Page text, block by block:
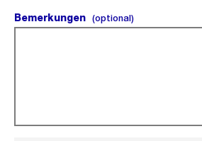
Bemerkungen (optional)(optional).